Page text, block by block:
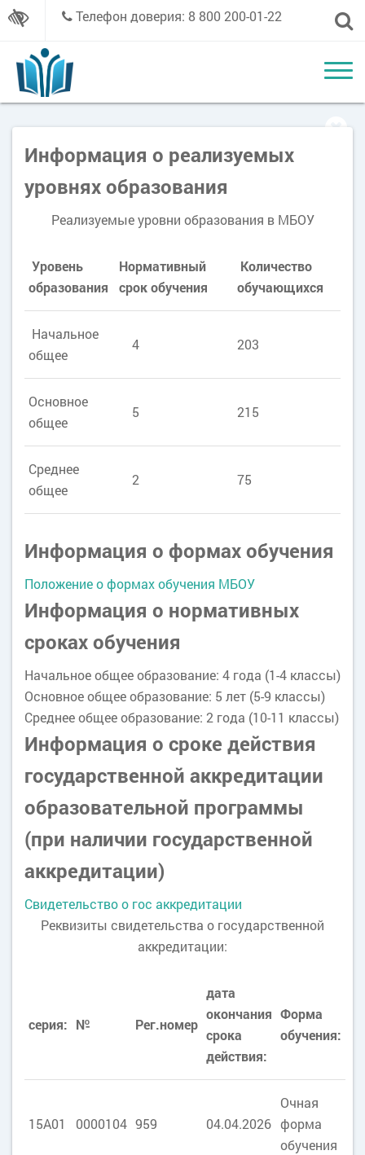
Телефон доверия: 8 800 200-01-22
Информация о реализуемых
уровнях образования
Реализуемые уровни образования в МБОУ
Уровень
образования
Нормативный
срок обучения
Количество
обучающихся
Начальное
общее
4 203
Основное
общее
5 215
Среднее
общее
2 75
Информация о формах обучения
Положение о формах обучения МБОУ
Информация о нормативных
сроках обучения
Начальное общее образование: 4 года (1-4 классы)
Основное общее образование: 5 лет (5-9 классы)
Среднее общее образование: 2 года (10-11 классы)
Информация о сроке действия
государственной аккредитации
образовательной программы
(при наличии государственной
аккредитации)
Свидетельство о гос аккредитации
Реквизиты свидетельства о государственной
аккредитации:
серия: № Рег.номер
дата
окончания
срока
действия:
Форма
обучения:
15А01 0000104 959 04.04.2026
Очная
форма
обучения